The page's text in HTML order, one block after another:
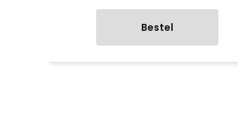
Bestel